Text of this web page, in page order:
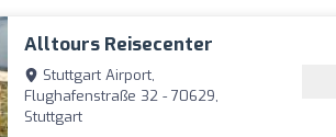
Alltours Reisecenter
Stuttgart Airport,
Flughafenstraße 32 - 70629,
Stuttgart